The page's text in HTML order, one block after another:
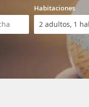
Habitaciones